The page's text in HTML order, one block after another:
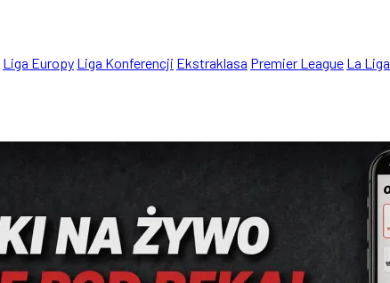
Liga Europy Liga Konferencji Ekstraklasa Premier League La Liga